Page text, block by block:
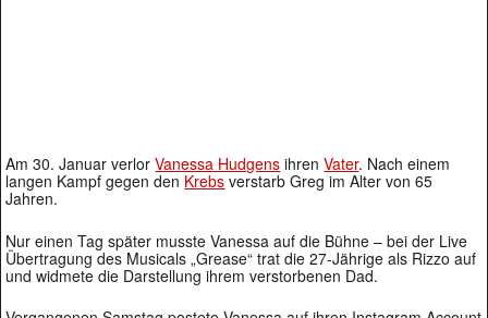
Am 30. Januar verlorVanessa Hudgens ihrenVater. Nach einem
langen Kampf gegen den Krebs verstarb Greg im Alter von 65
Jahren.
Nur einen Tag später musste Vanessa auf die Bühne – bei der Live
Übertragung des Musicals „Grease“ trat die 27-Jährige als Rizzo auf
und widmete die Darstellung ihrem verstorbenen Dad.